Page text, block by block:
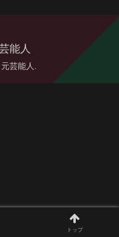
能人
芸能人.
トップ